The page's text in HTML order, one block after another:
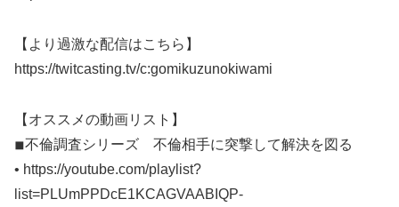
【より過激な配信はこちら】
https://twitcasting.tv/c:gomikuzunokiwami
【オススメの動画リスト】
◾︎不倫調査シリーズ 不倫相手に突撃して解決を図る
• https://youtube.com/playlist?
list=PLUmPPDcE1KCAGVAABIQP-